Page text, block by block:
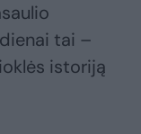
tai –
istoriją